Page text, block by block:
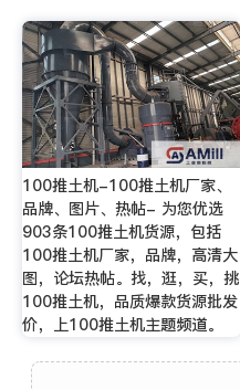
100推土机-100推土机厂家、
品牌、图片、热帖- 为您优选
903条100推土机货源，包括
100推土机厂家，品牌，高清大
图，论坛热帖。找，逛，买，挑
100推土机，品质爆款货源批发
价，上100推土机主题频道。